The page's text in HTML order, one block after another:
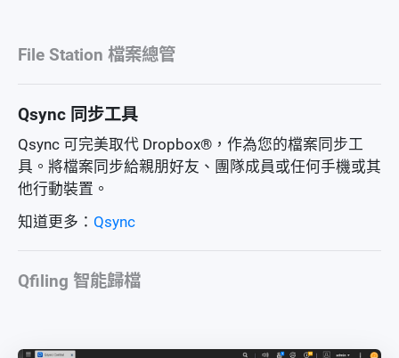
File Station 檔案總管
Qsync 同步工具
Qsync 可完美取代 Dropbox®，作為您的檔案同步工
具。將檔案同步給親朋好友、團隊成員或任何手機或其
他行動裝置。
知道更多： Qsync
Qfiling 智能歸檔